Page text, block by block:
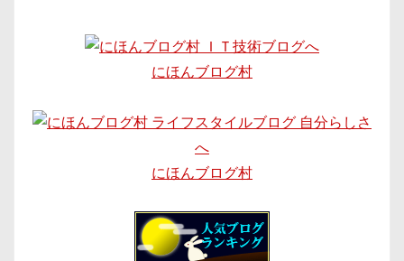
にほんブログ村
にほんブログ村